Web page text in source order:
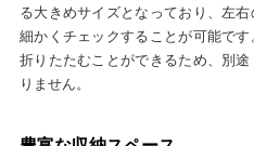
る大きめサイズとなっており、左
細かくチェックすることが可能で
折りたたむことができるため、別
りません。